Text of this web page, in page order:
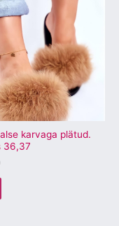
karvaga plätud.
36,37
tootel
on
mitu
varianti.
Valikuid
saab
teha
tootelehel.